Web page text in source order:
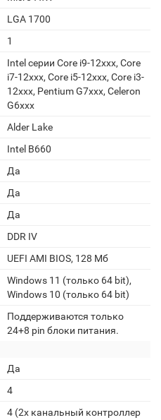
LGA 1700
1
Intel серии Core i9-12xxx, Core
i7-12xxx, Core i5-12xxx, Core i3-
12xxx, Pentium G7xxx, Celeron
G6xxx
Alder Lake
Intel B660
Да
Да
Да
DDR IV
UEFI AMI BIOS, 128 Мб
Windows 11 (только 64 bit),
Windows 10 (только 64 bit)
Поддерживаются только
24+8 pin блоки питания.
Да
4
4 (2х канальный контроллер